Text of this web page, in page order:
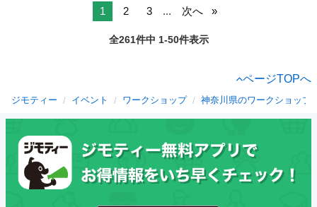
1 2 3 ... 次へ
全261件中 1-50件表示
ページTOPへ
ジモティー イベント ワークショップ 神奈川県のワークショップ